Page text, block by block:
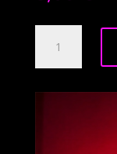
Vahé